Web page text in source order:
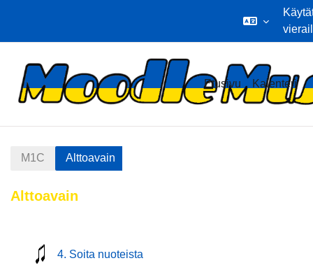
Etusivu Kalenteri
M1C Alttoavain
Alttoavain
Osion ääriviiva
4. Soita nuoteista